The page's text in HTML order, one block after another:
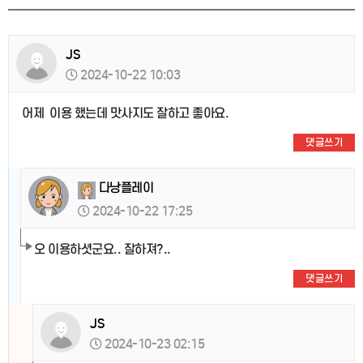
JS
2024-10-22 10:03
어제 이용 했는데 맛사지도 잘하고 좋아요.
댓글쓰기
다낭플레이
2024-10-22 17:25
오 이용하셧군요.. 잘하져?..
댓글쓰기
JS
2024-10-23 02:15